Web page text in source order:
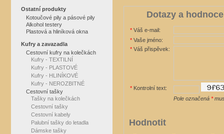
Dotazy a
* Váš e-mail:
* Vaše jméno:
* Váš přispěvek:
* Kontrolní text:
Pole označená *
Hodnotit
Ostatní produkty
Kotoučové pily a pásové pily
Alkohol testery
Plastová a hliníková okna
Kufry a zavazadla
Cestovní kufry na kolečkách
Kufry - TEXTILNÍ
Kufry - PLASTOVÉ
Kufry - HLINÍKOVÉ
Kufry - NEROZBITNÉ
Cestovní tašky
Tašky na kolečkách
Cestovní tašky
Cestovní kabely
Palubní tašky do letadla
Dámske tašky